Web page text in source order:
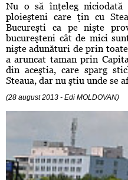
Nu o să înţeleg niciodată
ploieşteni care ţin cu
Bucureşti ca pe nişte
bucureşteni cât de mici
nişte adunături de prin
a aruncat taman prin
din aceştia, care sparg
Steaua, dar nu ştiu unde se
(28 august 2013 - Edi MOLDOVAN)